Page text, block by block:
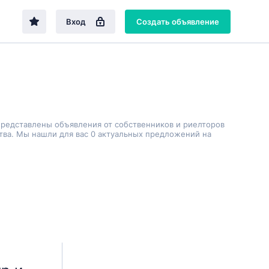
Вход Создать объявление
объявления от собственников и риелторов
Мы нашли для вас 0 актуальных предложений на